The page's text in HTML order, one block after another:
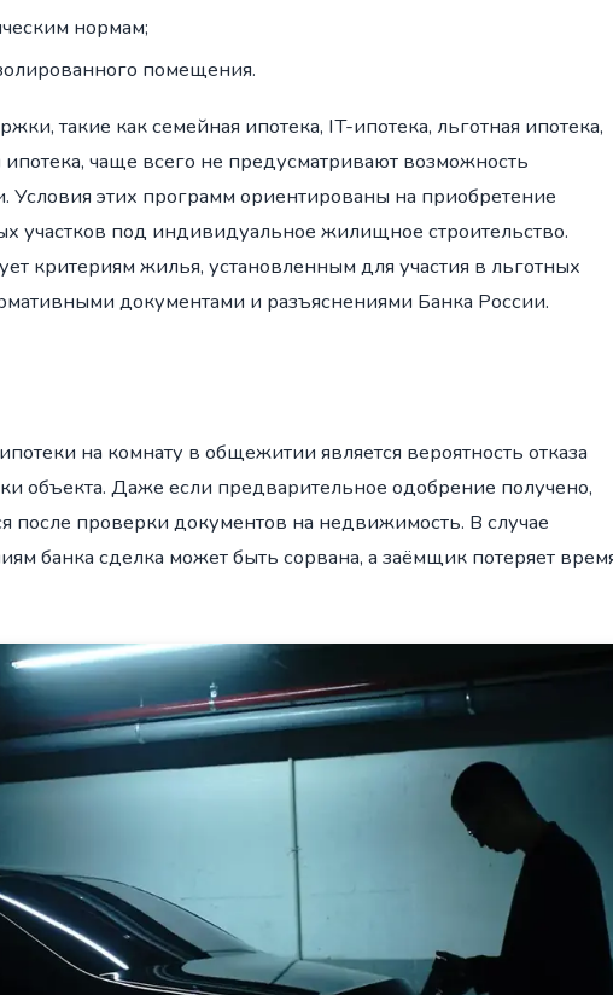
нормам;
помещения.
такие как семейная ипотека, IT-ипотека, льготная ипотека,
ипотека, чаще всего не предусматривают возможность
этих программ ориентированы на приобретение
участков под индивидуальное жилищное строительство.
критериям жилья, установленным для участия в льготных
документами и разъяснениями Банка России.
на комнату в общежитии является вероятность отказа
объекта. Даже если предварительное одобрение получено,
после проверки документов на недвижимость. В случае
банка сделка может быть сорвана, а заёмщик потеряет